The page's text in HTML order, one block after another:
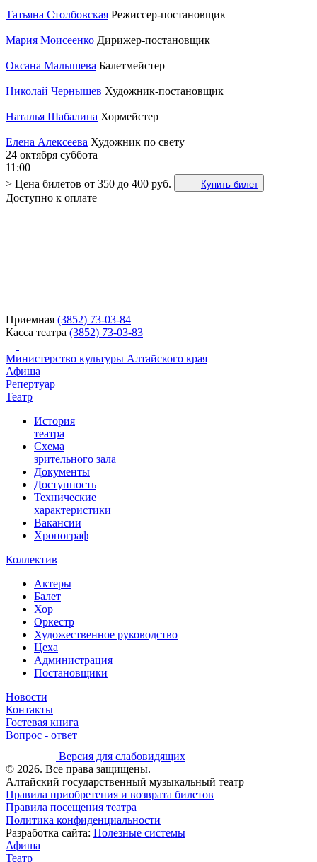
Татьяна Столбовская Режиссер-постановщик
Мария Моисеенко Дирижер-постановщик
Оксана Малышева Балетмейстер
Николай Чернышев Художник-постановщик
Наталья Шабалина Хормейстер
Елена Алексеева Художник по свету
24 октября суббота
11:00
> Цена билетов от 350 до 400 руб. Купить билет
Доступно к оплате
Приемная (3852) 73-03-84
Касса театра (3852) 73-03-83
Министерство культуры Алтайского края
Афиша
Репертуар
Театр
История
театра
Схема
зрительного зала
Документы
Доступность
Технические
характеристики
Вакансии
Хронограф
Коллектив
Актеры
Балет
Хор
Оркестр
Художественное руководство
Цеха
Администрация
Постановщики
Новости
Контакты
Гостевая книга
Вопрос - ответ
Версия для слабовидящих
© 2026. Все права защищены.
Алтайский государственный музыкальный театр
Правила приобретения и возврата билетов
Правила посещения театра
Политика конфиденциальности
Разработка сайта: Полезные системы
Афиша
Театр